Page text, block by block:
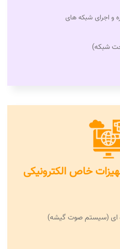
و اجرای شبکه های
خاص الکترونیکی
ای (سیستم صوت گیشه)